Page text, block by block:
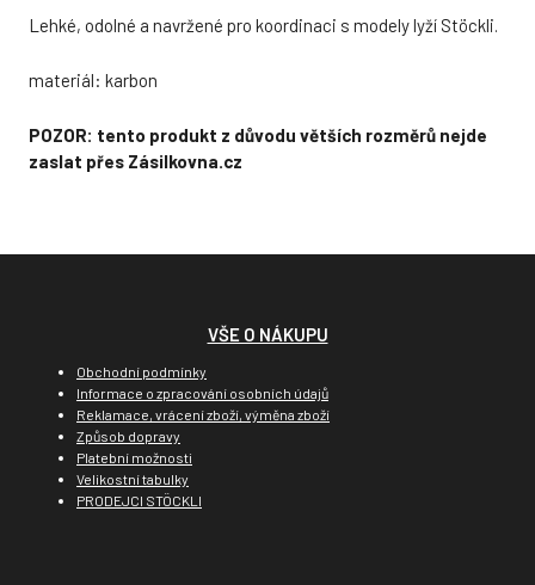
Lehké, odolné a navržené pro koordinaci s modely lyží Stöckli.
materiál: karbon
POZOR: tento produkt z důvodu větších rozměrů nejde
zaslat přes Zásilkovna.cz
VŠE O NÁKUPU
Obchodní podmínky
Informace o zpracování osobních údajů
Reklamace, vrácení zboží, výměna zboží
Způsob dopravy
Platební možnosti
Velikostní tabulky
PRODEJCI STÖCKLI